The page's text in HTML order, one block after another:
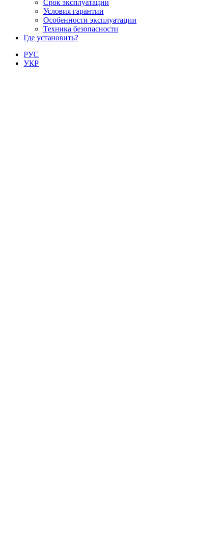
Срок эксплуатации
Условия гарантии
Особенности эксплуатации
Техника безопасности
Где установить?
РУС
УКР